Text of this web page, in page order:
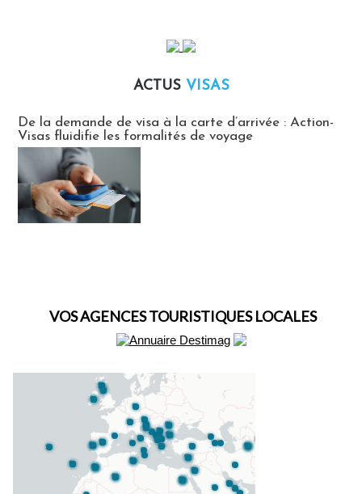
ACTUS VISAS
De la demande de visa à la carte d’arrivée : Action-
Visas fluidifie les formalités de voyage
VOS AGENCES TOURISTIQUES LOCALES